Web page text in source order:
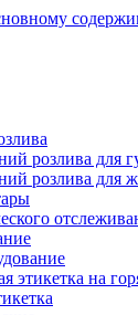
розлива для
розлива для
этикетка на